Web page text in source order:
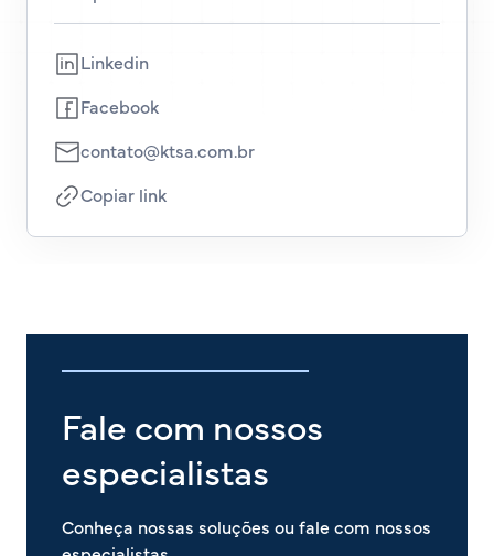
Linkedin
Facebook
contato@ktsa.com.br
Copiar link
Fale com nossos
especialistas
Conheça nossas soluções ou fale com nossos